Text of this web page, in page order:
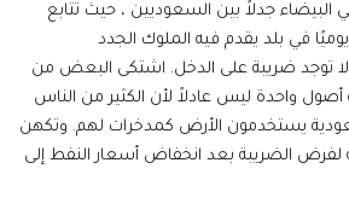
البيضاء جدلاً بين السعوديين ، حيث تتابع
في بلد يقدم فيه الملوك الجدد
توجد ضريبة على الدخل. اشتكى البعض من
واحدة ليس عادلاً لأن الكثير من الناس
يستخدمون الأرض كمدخرات لهم. وتكهن
لفرض الضريبة بعد انخفاض أسعار النفط إلى